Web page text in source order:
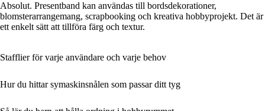
Absolut. Presentband kan användas till bordsdekorationer,
blomsterarrangemang, scrapbooking och kreativa hobbyprojekt. Det är
ett enkelt sätt att tillföra färg och textur.
Stafflier för varje användare och varje behov
Hur du hittar symaskinsnålen som passar ditt tyg